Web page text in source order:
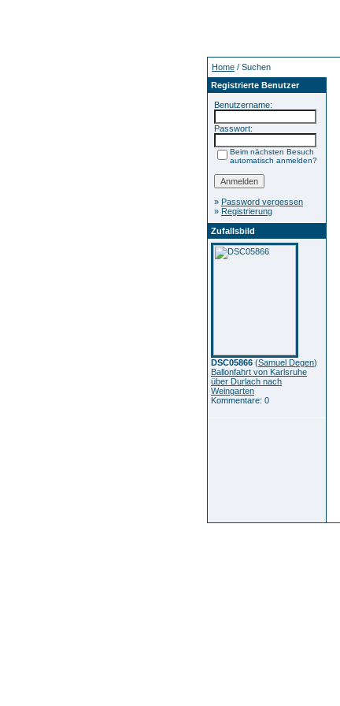
Home / Suchen
Registrierte Benutzer
Benutzername:
Passwort:
Beim nächsten Besuch
automatisch anmelden?
» Password vergessen
» Registrierung
Zufallsbild
DSC05866 (Samuel Degen)
Ballonfahrt von Karlsruhe
über Durlach nach
Weingarten
Kommentare: 0